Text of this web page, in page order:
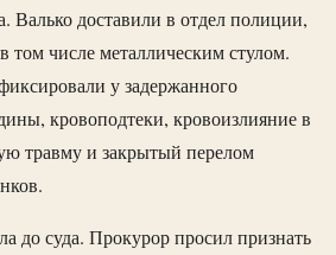
Валько доставили в отдел полиции,
том числе металлическим стулом.
у задержанного
кровоподтеки, кровоизлияние в
травму и закрытый перелом
до суда. Прокурор просил признать